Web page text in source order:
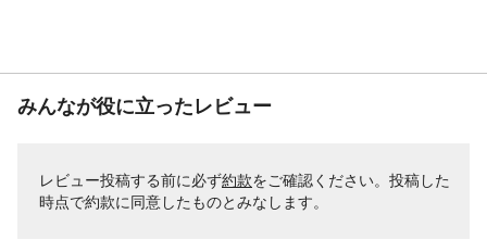
みんなが役に立ったレビュー
レビュー投稿する前に必ず約款をご確認ください。投稿した
時点で約款に同意したものとみなします。